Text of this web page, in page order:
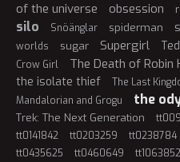
of the universe
obsession
silo Snöänglar spiderman
worlds
sugar Supergirl
Crow Girl
The Death of Robin
the isolate thief The Last
Mandalorian and Grogu
the
Trek: The Next Generation
tt0141842 tt0203259 tt0238784
tt0435625 tt0460649